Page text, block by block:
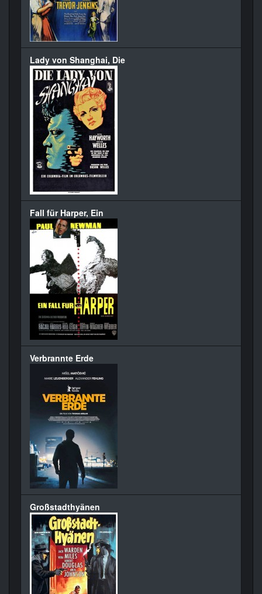
Lady von Shanghai, Die
Fall für Harper, Ein
Verbrannte Erde
Großstadthyänen